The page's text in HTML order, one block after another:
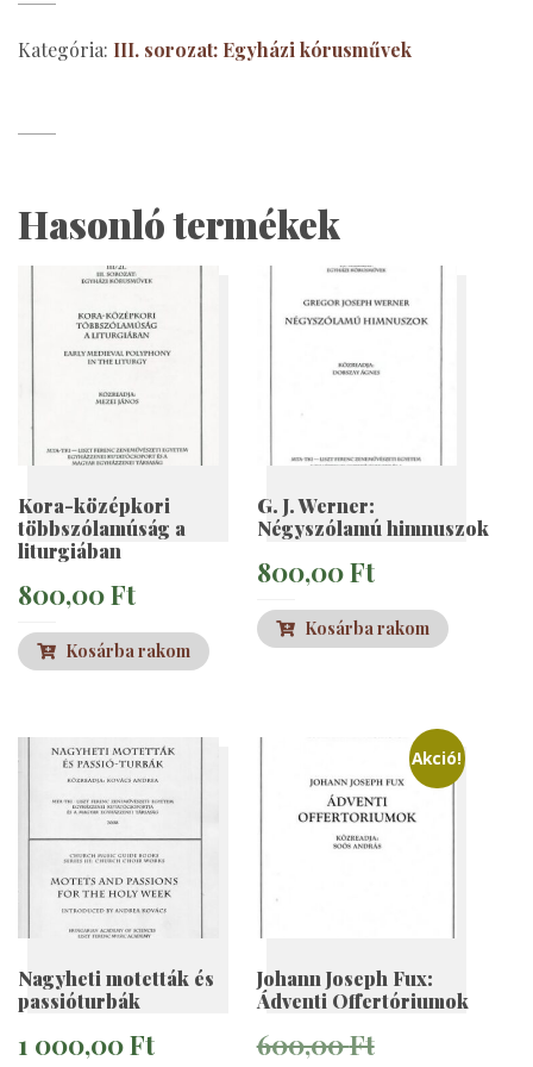
600,00 Ft.
Responzóriumok
mennyiség
Kategória: III. sorozat: Egyházi kórusművek
Hasonló termékek
Kora-középkori
többszólamúság a
liturgiában
800,00Ft
Kosárba rakom
G. J. Werner:
Négyszólamú himnuszok
800,00Ft
Kosárba rakom
Nagyheti motetták és
passióturbák
1 000,00Ft
Akció!
Johann Joseph Fux:
Ádventi Offertóriumok
600,00FtOriginal